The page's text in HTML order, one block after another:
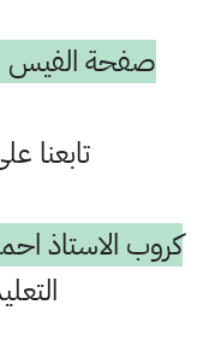
صفحة الفيس
تابعنا
كروب الاستاذ